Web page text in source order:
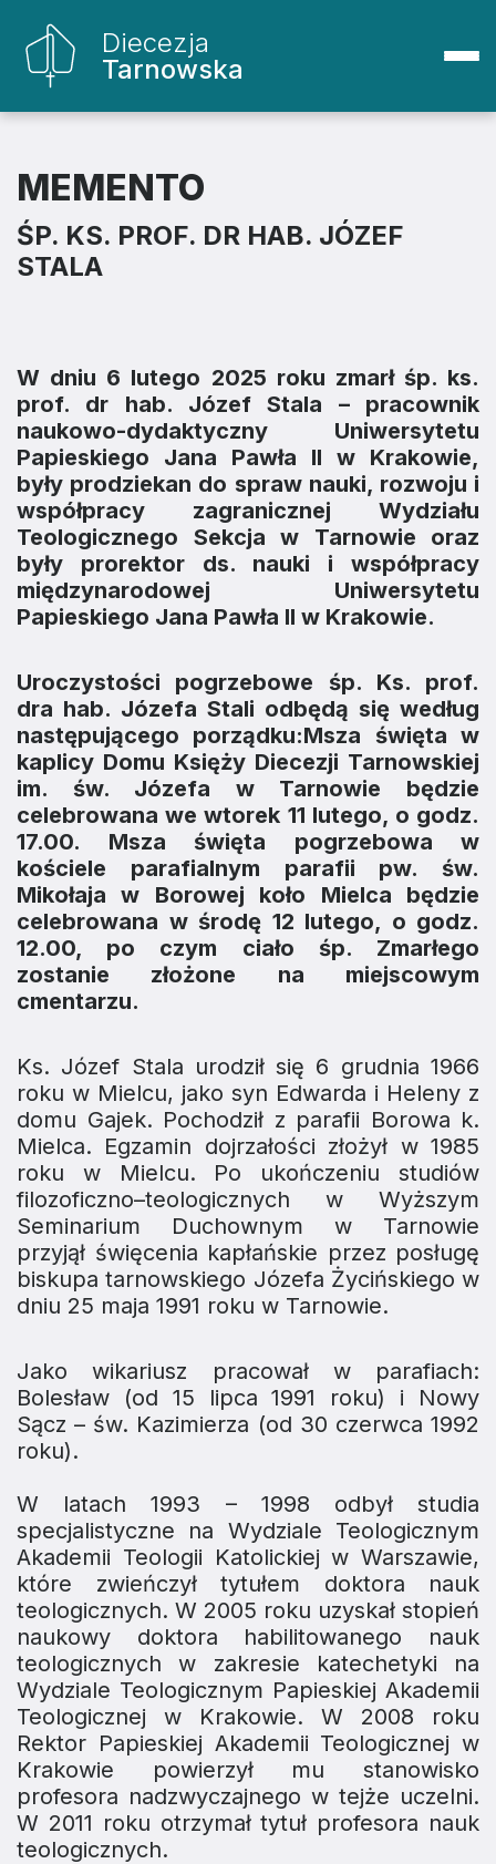
Diecezja
Tarnowska
MEMENTO
ŚP. KS. PROF. DR HAB. JÓZEF
STALA
W dniu 6 lutego 2025 roku zmarł śp. ks.
prof. dr hab. Józef Stala – pracownik
naukowo-dydaktyczny Uniwersytetu
Papieskiego Jana Pawła II w Krakowie,
były prodziekan do spraw nauki, rozwoju i
współpracy zagranicznej Wydziału
Teologicznego Sekcja w Tarnowie oraz
były prorektor ds. nauki i współpracy
międzynarodowej Uniwersytetu
Papieskiego Jana Pawła II w Krakowie.
Uroczystości pogrzebowe śp. Ks. prof.
dra hab. Józefa Stali odbędą się według
następującego porządku:Msza święta w
kaplicy Domu Księży Diecezji Tarnowskiej
im. św. Józefa w Tarnowie będzie
celebrowana we wtorek 11 lutego, o godz.
17.00. Msza święta pogrzebowa w
kościele parafialnym parafii pw. św.
Mikołaja w Borowej koło Mielca będzie
celebrowana w środę 12 lutego, o godz.
12.00, po czym ciało śp. Zmarłego
zostanie złożone na miejscowym
cmentarzu.
Ks. Józef Stala urodził się 6 grudnia 1966
roku w Mielcu, jako syn Edwarda i Heleny z
domu Gajek. Pochodził z parafii Borowa k.
Mielca. Egzamin dojrzałości złożył w 1985
roku w Mielcu. Po ukończeniu studiów
filozoficzno–teologicznych w Wyższym
Seminarium Duchownym w Tarnowie
przyjął święcenia kapłańskie przez posługę
biskupa tarnowskiego Józefa Życińskiego w
dniu 25 maja 1991 roku w Tarnowie.
Jako wikariusz pracował w parafiach:
Bolesław (od 15 lipca 1991 roku) i Nowy
Sącz – św. Kazimierza (od 30 czerwca 1992
roku).
W latach 1993 – 1998 odbył studia
specjalistyczne na Wydziale Teologicznym
Akademii Teologii Katolickiej w Warszawie,
które zwieńczył tytułem doktora nauk
teologicznych. W 2005 roku uzyskał stopień
naukowy doktora habilitowanego nauk
teologicznych w zakresie katechetyki na
Wydziale Teologicznym Papieskiej Akademii
Teologicznej w Krakowie. W 2008 roku
Rektor Papieskiej Akademii Teologicznej w
Krakowie powierzył mu stanowisko
profesora nadzwyczajnego w tejże uczelni.
W 2011 roku otrzymał tytuł profesora nauk
teologicznych.